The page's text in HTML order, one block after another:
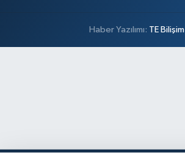
Haber Yazılımı: TE Bilişim